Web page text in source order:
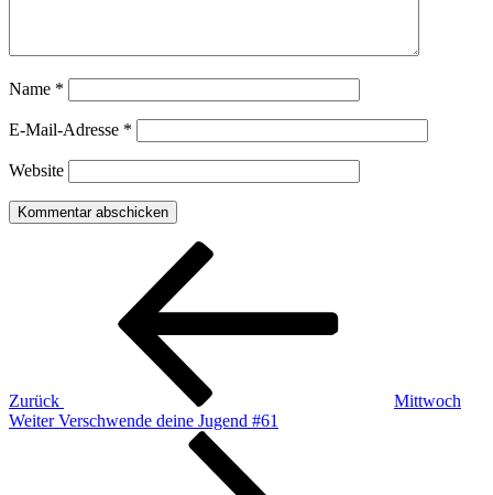
Name *
E-Mail-Adresse *
Website
Beitragsnavigation
Zurück
Mittwoch
Nächster
Weiter Verschwende deine Jugend #61